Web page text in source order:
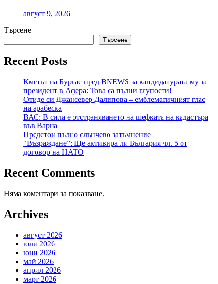
август 9, 2026
Търсене
Търсене
Recent Posts
Кметът на Бургас пред BNEWS за кандидатурата му за
президент в Афера: Това са пълни глупости!
Отиде си Джансевер Далипова – емблематичният глас
на арабеска
ВАС: В сила е отстраняването на шефката на кадастъра
във Варна
Предстои пълно слънчево затъмнение
“Възраждане”: Ще активира ли България чл. 5 от
договор на НАТО
Recent Comments
Няма коментари за показване.
Archives
август 2026
юли 2026
юни 2026
май 2026
април 2026
март 2026